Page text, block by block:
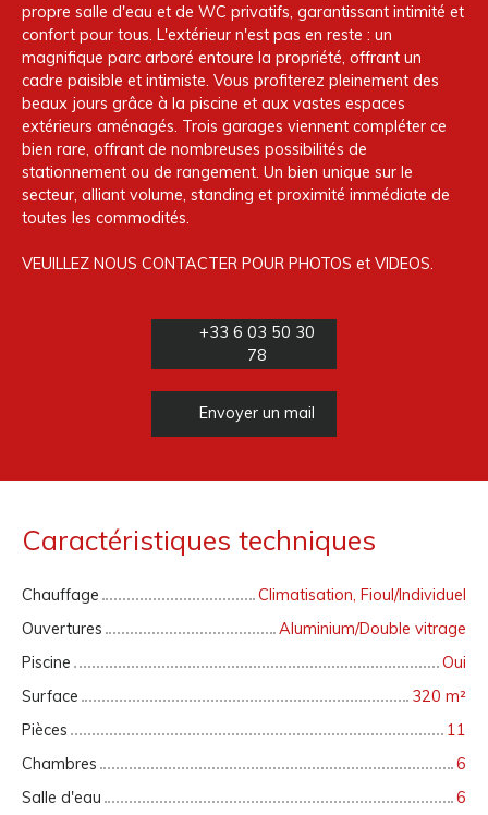
propre salle d'eau et de WC privatifs, garantissant intimité et
confort pour tous. L'extérieur n'est pas en reste : un
magnifique parc arboré entoure la propriété, offrant un
cadre paisible et intimiste. Vous profiterez pleinement des
beaux jours grâce à la piscine et aux vastes espaces
extérieurs aménagés. Trois garages viennent compléter ce
bien rare, offrant de nombreuses possibilités de
stationnement ou de rangement. Un bien unique sur le
secteur, alliant volume, standing et proximité immédiate de
toutes les commodités.
VEUILLEZ NOUS CONTACTER POUR PHOTOS et VIDEOS.
+33 6 03 50 30
78
Envoyer un mail
Caractéristiques techniques
Chauffage
Climatisation, Fioul/Individuel
Ouvertures
Aluminium/Double vitrage
Piscine
Oui
Surface
320 m²
Pièces
11
Chambres
6
Salle d'eau
6